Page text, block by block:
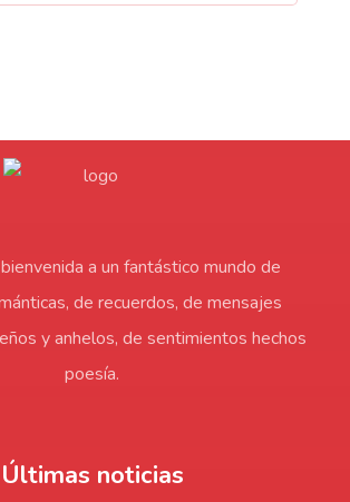
a un fantástico mundo de
de recuerdos, de mensajes
y anhelos, de sentimientos hechos
poesía.
Últimas noticias